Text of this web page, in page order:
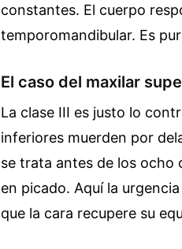
constantes. El cuerpo
temporomandibular. Es
El caso del maxilar
La clase III es justo lo
inferiores muerden por
se trata antes de los ocho
en picado. Aquí la
que la cara recupere su